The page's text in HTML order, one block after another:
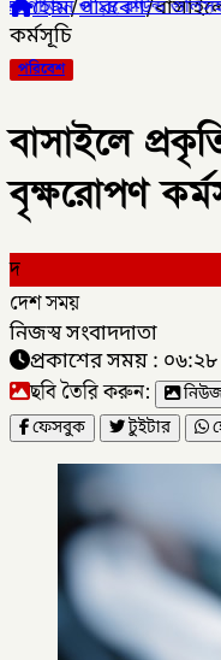
যুবক আটক,✦উৎসবমুখর
হোম/পরিবেশ/
কর্মসূচি
পরিবেশ
বাসাইলে
বৃক্ষরোপণ
দ
দেশ সময়
নিজস্ব সংবাদদাতা
প্রকাশের সময় :
ছবি তৈরি করুন: নিউজ
ফেসবুক
টুইটার